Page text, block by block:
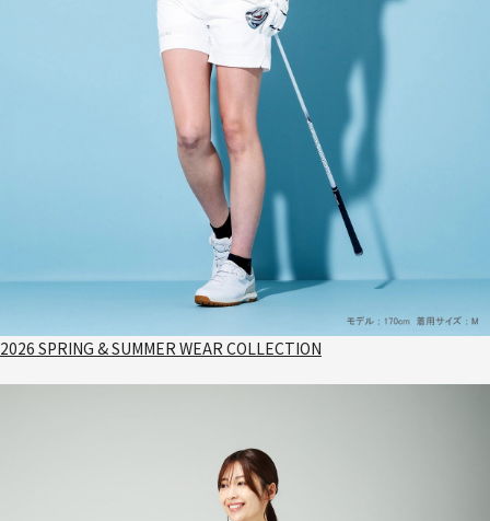
2026 SPRING & SUMMER WEAR COLLECTION